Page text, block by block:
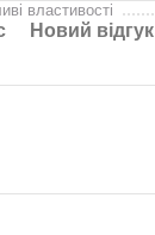
властивості
Новий